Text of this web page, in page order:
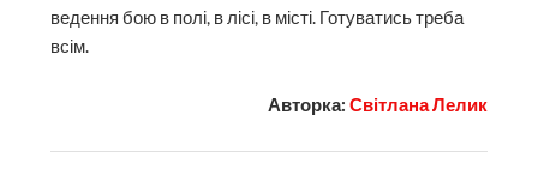
ведення бою в полі, в лісі, в місті. Готуватись треба
всім.
Авторка: Світлана Лелик